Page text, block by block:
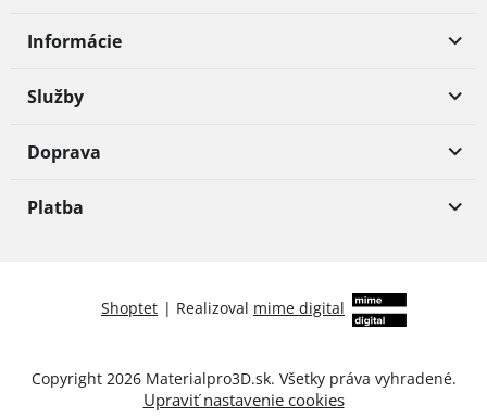
Informácie
Služby
Doprava
Platba
Shoptet | Realizoval mime digital
Copyright 2026 Materialpro3D.sk. Všetky práva vyhradené.
Upraviť nastavenie cookies